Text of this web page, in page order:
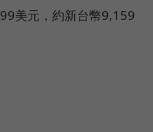
美元，約新台幣9,159